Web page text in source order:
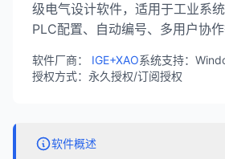
级电气设计软件，适用于工业系
PLC配置、自动编号、多用户协
软件厂商： IGE+XAO系统支持：
授权方式：永久授权/订阅授权
软件概述